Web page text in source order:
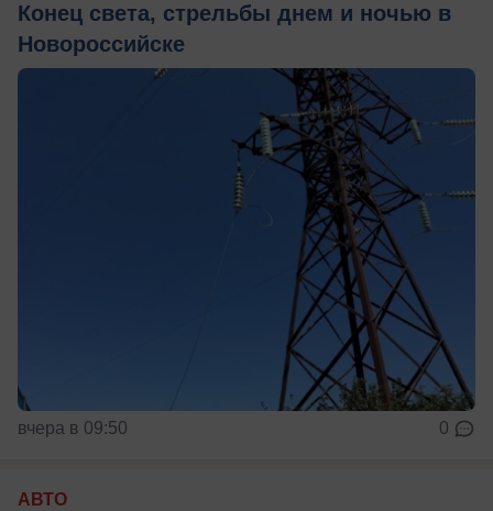
Конец света, стрельбы днем и ночью в
Новороссийске
вчера в 09:50 0
АВТО